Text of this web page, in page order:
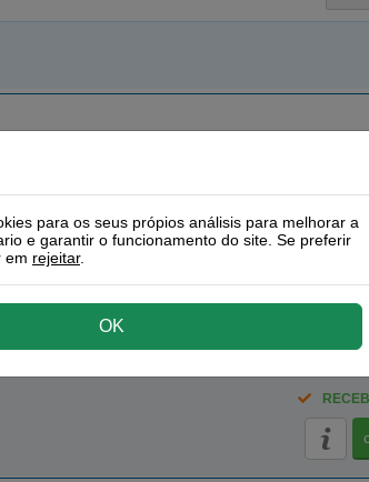
para os seus própios análisis para melhorar a
e garantir o funcionamento do site. Se preferir
em rejeitar.
OK